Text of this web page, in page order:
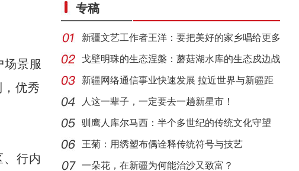
景服
，优秀
行内
【与你为邻】职业攀登者李渊：16次带国际友
专稿
新疆文艺工作者王洋：要把美好的家乡唱给更多
人听
戈壁明珠的生态涅槃：蘑菇湖水库的生态戍边战
新疆网络通信事业快速发展 拉近世界与新疆距
离
人这一辈子，一定要去一趟新星市！
驯鹰人库尔马西：半个多世纪的传统文化守望
王菊：用绣塑布偶诠释传统符号与技艺
一朵花，在新疆为何能治沙又致富？